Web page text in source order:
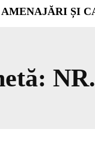
AMENAJĂRI ȘI